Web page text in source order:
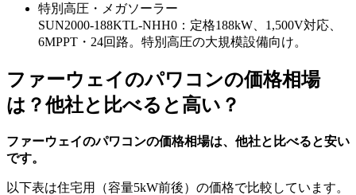
特別高圧・メガソーラー
SUN2000-188KTL-NHH0：定格188kW、1,500V対応、
6MPPT・24回路。特別高圧の大規模設備向け。
ファーウェイのパワコンの価格相場
は？他社と比べると高い？
ファーウェイのパワコンの価格相場は、他社と比べると安い
です。
以下表は住宅用（容量5kW前後）の価格で比較しています。